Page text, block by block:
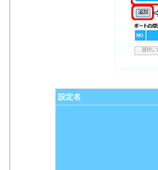
設定名